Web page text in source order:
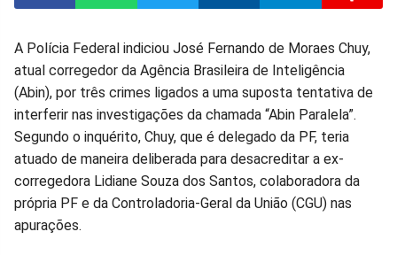
Compartilhar
no
Facebook
Compartilhar
no
Whatsapp
Compartilhar
no
Twitter
Compartilhar
no
Messenger
Compartilhar
no
Telegram
no
Gettr
A Polícia Federal indiciou José Fernando de Moraes Chuy,
atual corregedor da Agência Brasileira de Inteligência
(Abin), por três crimes ligados a uma suposta tentativa de
interferir nas investigações da chamada “Abin Paralela”.
Segundo o inquérito, Chuy, que é delegado da PF, teria
atuado de maneira deliberada para desacreditar a ex-
corregedora Lidiane Souza dos Santos, colaboradora da
própria PF e da Controladoria-Geral da União (CGU) nas
apurações.